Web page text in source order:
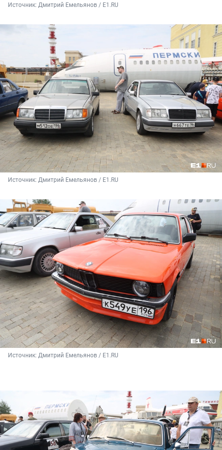
Источник: Дмитрий Емельянов / E1.RU
Источник: Дмитрий Емельянов / E1.RU
Источник: Дмитрий Емельянов / E1.RU